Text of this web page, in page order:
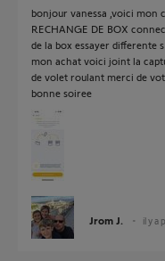
bonjour vanessa ,voici mon
RECHANGE DE BOX
de la box essayer differente
mon achat voici joint la
de volet roulant merci de
bonne soiree
Jrom J. il y a